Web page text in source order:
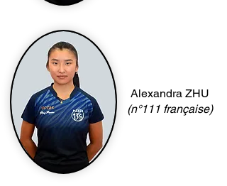
Alexandra ZHU
(n°111 française)